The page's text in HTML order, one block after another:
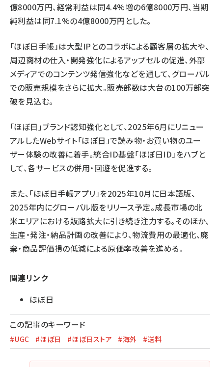
億8000万円、経常利益は同4.4%増の6億8000万円、当期
純利益は同7.1%の4億8000万円とした。
「ほぼ日手帳」は大型IPとのコラボによる顧客層の拡大や、
周辺商材の仕入・開発強化によるアップセルの促進、外部
メディアでのコンテンツ発信強化などを通して、グローバル
での販売規模をさらに拡大。販売部数は大台の100万部突
破を見込む。
「ほぼ日」ブランド認知強化として、2025年6月にリニュー
アルしたWebサイト「ほぼ日」で読み物・お買い物のユー
ザー体験の改善に着手。統合ID基盤「ほぼ日ID」をハブと
して、各サービスの併用・回遊を促進する。
また、「ほぼ日手帳アプリ」を2025年10月に日本語版、
2025年内にグローバル版をリリース予定。成長市場の北
米エリアにおける販路拡大に引き続き注力する。そのほか、
生産・発注・納品計画の改善により、物流費用の最適化、廃
棄・商品評価損の低減による原価率改善を進める。
関連リンク
ほぼ日
この記事のキーワード
#UGC #ほぼ日 #ほぼ日ストア #海外 #送料